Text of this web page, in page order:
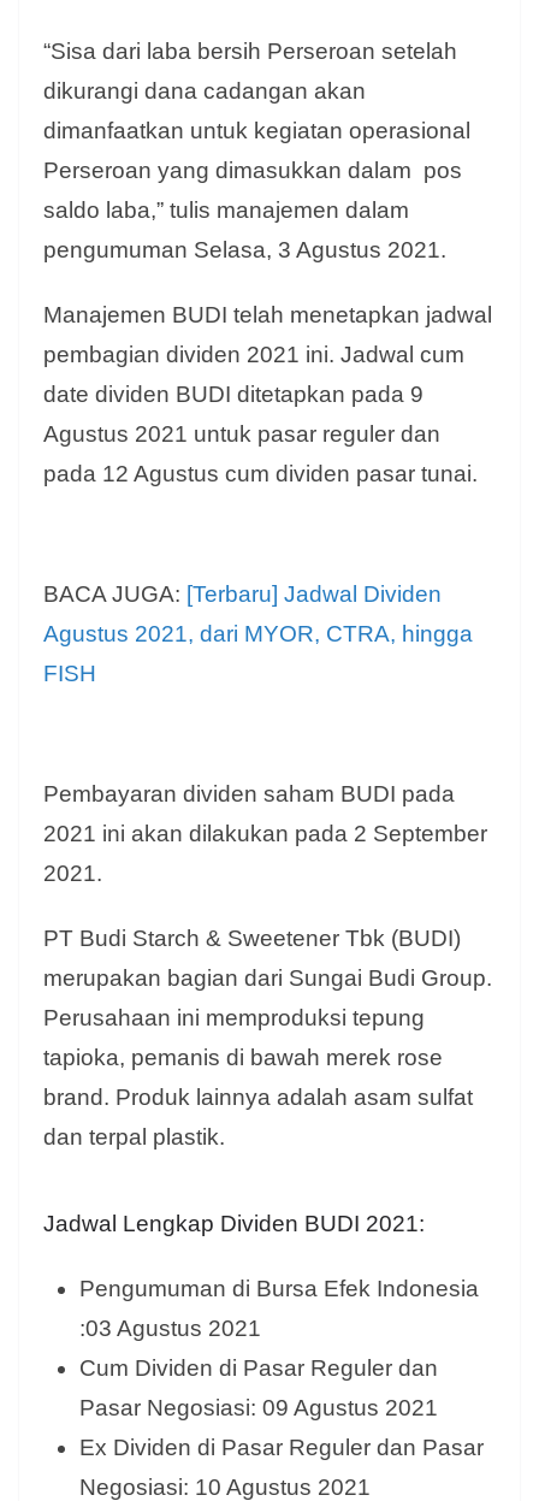
“Sisa dari laba bersih Perseroan setelah
dikurangi dana cadangan akan
dimanfaatkan untuk kegiatan operasional
Perseroan yang dimasukkan dalam pos
saldo laba,” tulis manajemen dalam
pengumuman Selasa, 3 Agustus 2021.
Manajemen BUDI telah menetapkan jadwal
pembagian dividen 2021 ini. Jadwal cum
date dividen BUDI ditetapkan pada 9
Agustus 2021 untuk pasar reguler dan
pada 12 Agustus cum dividen pasar tunai.
BACA JUGA: [Terbaru] Jadwal Dividen
Agustus 2021, dari MYOR, CTRA, hingga
FISH
Pembayaran dividen saham BUDI pada
2021 ini akan dilakukan pada 2 September
2021.
PT Budi Starch & Sweetener Tbk (BUDI)
merupakan bagian dari Sungai Budi Group.
Perusahaan ini memproduksi tepung
tapioka, pemanis di bawah merek rose
brand. Produk lainnya adalah asam sulfat
dan terpal plastik.
Jadwal Lengkap Dividen BUDI 2021:
Pengumuman di Bursa Efek Indonesia
:03 Agustus 2021
Cum Dividen di Pasar Reguler dan
Pasar Negosiasi: 09 Agustus 2021
Ex Dividen di Pasar Reguler dan Pasar
Negosiasi: 10 Agustus 2021